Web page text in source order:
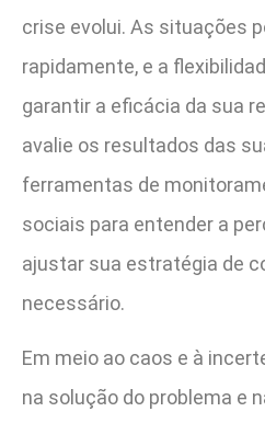
crise evolui. As situações
rapidamente, e a
garantir a eficácia da sua
avalie os resultados das
ferramentas de
sociais para entender a
ajustar sua estratégia de
necessário.
Em meio ao caos e à
na solução do problema e